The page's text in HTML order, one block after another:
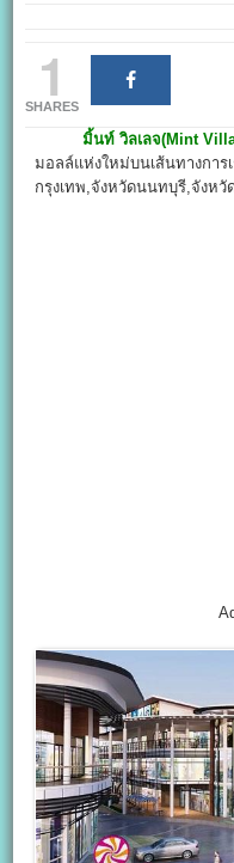
1
SHARES
มิ้นท์ วิลเลจ(Mint
มอลล์แห่งใหม่บนเส้นทางกา
กรุงเทพ,จังหวัดนนทบุรี,จังห